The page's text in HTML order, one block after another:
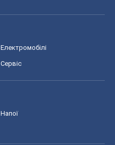
Електромобілі
Сервіс
Напої